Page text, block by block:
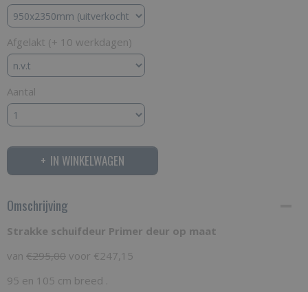
Afgelakt (+ 10 werkdagen)
Aantal
IN WINKELWAGEN
Omschrijving
Strakke schuifdeur Primer deur op maat
van €295,00 voor €247,15
95 en 105 cm breed .